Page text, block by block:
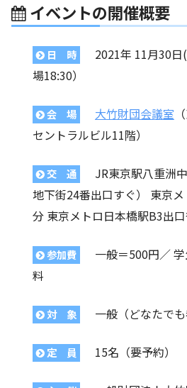
イベントの開催概要
日 時
2021年 11月30日
場18:30）
会 場 大竹財団会議室
セントラルビル11階）
交 通
JR東京駅八重洲
地下街24番出口すぐ） 東京
分 東京メトロ日本橋駅B3出
参加費
一般＝500円／
料
対 象 一般（どなたでも
定 員 15名（要予約）